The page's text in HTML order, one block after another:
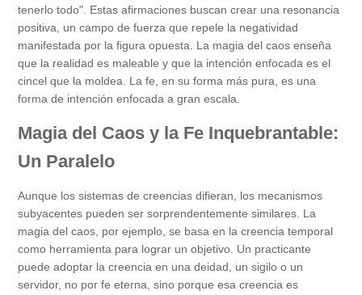
tenerlo todo". Estas afirmaciones buscan crear una resonancia
positiva, un campo de fuerza que repele la negatividad
manifestada por la figura opuesta. La magia del caos enseña
que la realidad es maleable y que la intención enfocada es el
cincel que la moldea. La fe, en su forma más pura, es una
forma de intención enfocada a gran escala.
Magia del Caos y la Fe Inquebrantable:
Un Paralelo
Aunque los sistemas de creencias difieran, los mecanismos
subyacentes pueden ser sorprendentemente similares. La
magia del caos, por ejemplo, se basa en la creencia temporal
como herramienta para lograr un objetivo. Un practicante
puede adoptar la creencia en una deidad, un sigilo o un
servidor, no por fe eterna, sino porque esa creencia es